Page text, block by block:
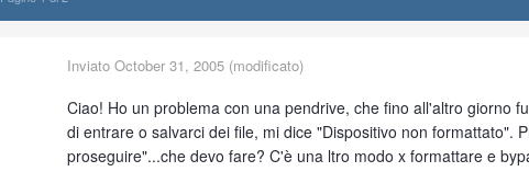
Inviato October 31, 2005 (modificato)
Ciao! Ho un problema con una pendrive, che fino all'altro giorno
di entrare o salvarci dei file, mi dice "Dispositivo non formattato".
proseguire"...che devo fare? C'è una ltro modo x formattare e